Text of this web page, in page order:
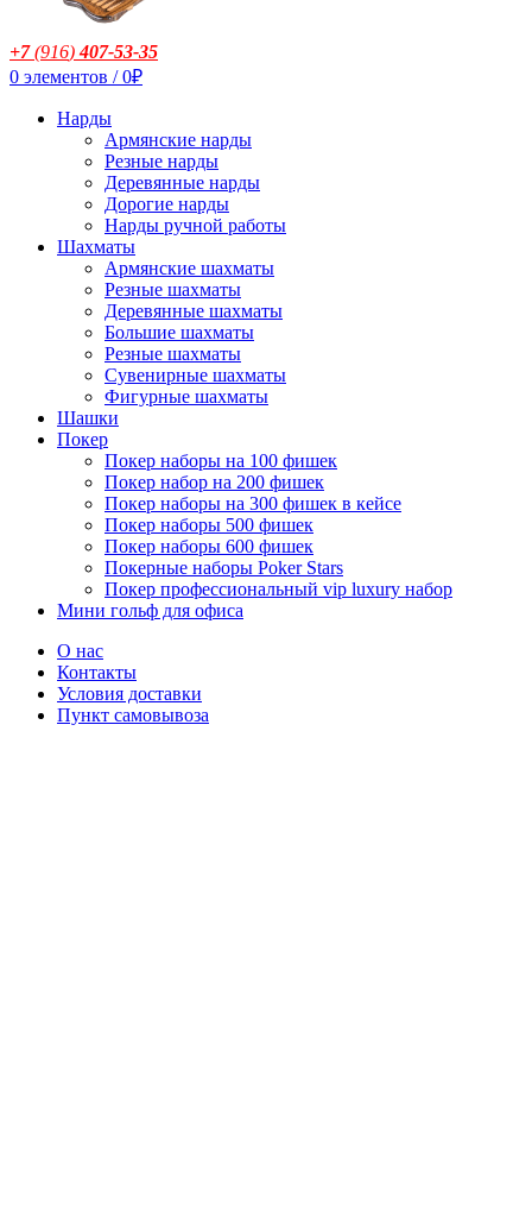
+7(916)407-53-35
0 элементов / 0₽
Нарды
Армянские нарды
Резные нарды
Деревянные нарды
Дорогие нарды
Нарды ручной работы
Шахматы
Армянские шахматы
Резные шахматы
Деревянные шахматы
Большие шахматы
Резные шахматы
Сувенирные шахматы
Фигурные шахматы
Шашки
Покер
Покер наборы на 100 фишек
Покер набор на 200 фишек
Покер наборы на 300 фишек в кейсе
Покер наборы 500 фишек
Покер наборы 600 фишек
Покерные наборы Poker Stars
Покер профессиональный vip luxury набор
Мини гольф для офиса
О нас
Контакты
Условия доставки
Пункт самовывоза